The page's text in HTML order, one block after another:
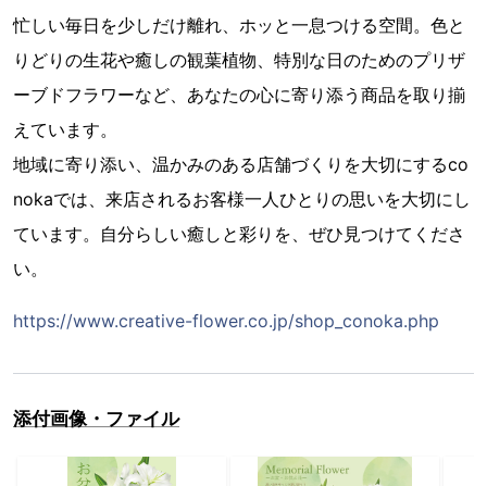
忙しい毎日を少しだけ離れ、ホッと一息つける空間。色と
りどりの生花や癒しの観葉植物、特別な日のためのプリザ
ーブドフラワーなど、あなたの心に寄り添う商品を取り揃
えています。
地域に寄り添い、温かみのある店舗づくりを大切にするco
nokaでは、来店されるお客様一人ひとりの思いを大切にし
ています。自分らしい癒しと彩りを、ぜひ見つけてくださ
い。
https://www.creative-flower.co.jp/shop_conoka.php
添付画像・ファイル